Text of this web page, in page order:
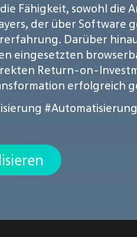
Fähigkeit, sowohl
der über
Darüber
eingesetzten
Return-on-
erfolgreich
#Automatisierung